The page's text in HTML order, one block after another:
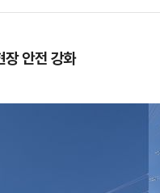
안전 강화